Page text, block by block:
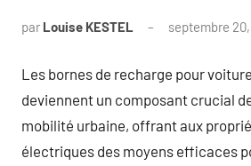
par Louise KESTEL septembre
Les bornes de recharge pour
deviennent un composant crucial
mobilité urbaine, offrant aux
électriques des moyens efficaces